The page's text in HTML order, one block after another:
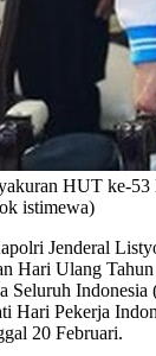
HUT ke-53
istimewa)
Jenderal
Hari Ulang
Seluruh
Hari Pekerja
20 Februari.